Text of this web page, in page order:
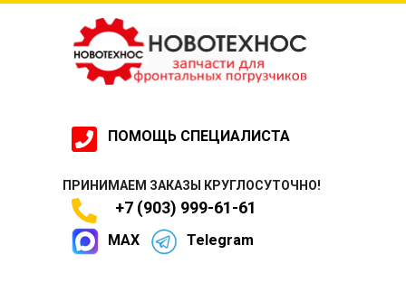
ПОМОЩЬ СПЕЦИАЛИСТА
ПРИНИМАЕМ ЗАКАЗЫ КРУГЛОСУТОЧНО!
+7 (903) 999-61-61
MAX Telegram